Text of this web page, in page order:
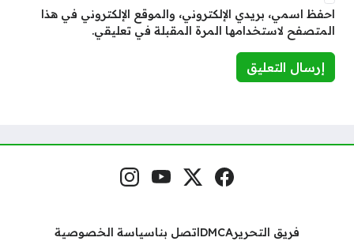
احفظ اسمي، بريدي الإلكتروني، والموقع الإلكتروني في هذا
المتصفح لاستخدامها المرة المقبلة في تعليقي.
مواقع التواصل فيسبوكمنصة إكس
يوتيوبإنستغرام
فريق التحريرDMCAاتصل بناسياسة الخصوصية